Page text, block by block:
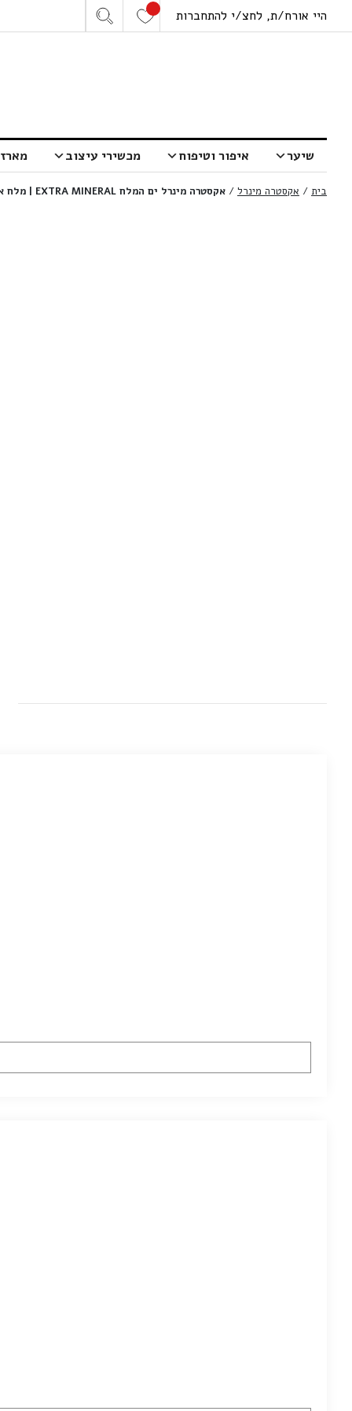
היי אורח/ת, לחצ/י להתחברות
שיער איפור וטיפוח מכשירי עיצוב
בית / אקסטרה מינרל / אקסטרה מינרל ים המלח EXTRA MINERAL | מלח אמבט טהור מאסק | 500 גרם